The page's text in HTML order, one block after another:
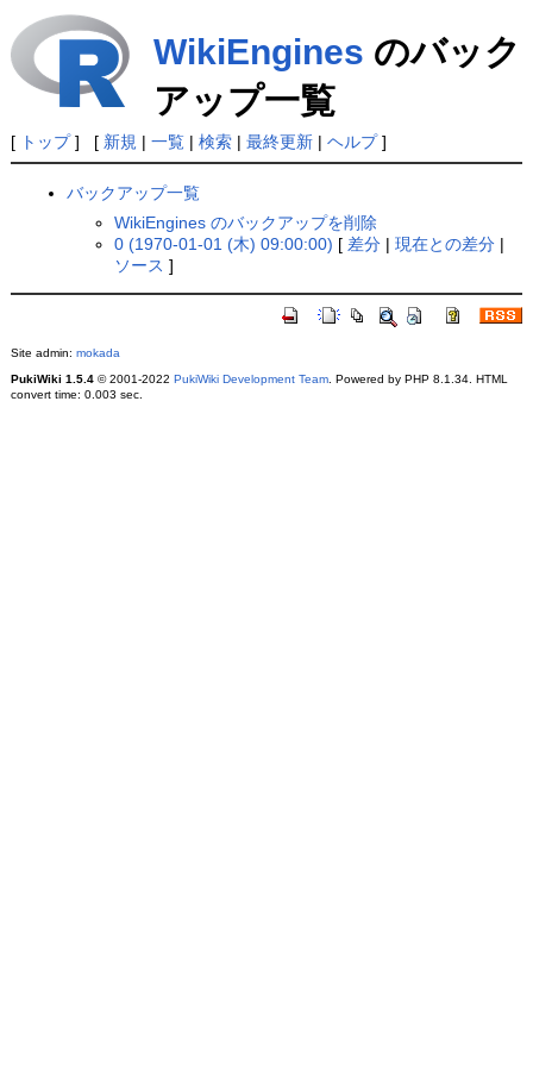
WikiEngines のバック
アップ一覧
[ トップ] [ 新規 | 一覧| 検索| 最終更新| ヘルプ]
バックアップ一覧
WikiEngines のバックアップを削除
0 (1970-01-01 (木) 09:00:00) [ 差分 |現在との差分 |
ソース ]
Site admin: mokada
PukiWiki 1.5.4© 2001-2022 PukiWiki Development Team. Powered by PHP 8.1.34. HTML
convert time: 0.003 sec.